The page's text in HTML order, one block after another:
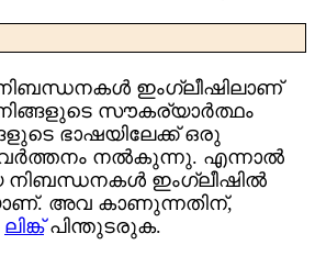
ഇംഗ്ലീഷിലാണ്
സൗകര്യാർത്ഥം
ഭാഷയിലേക്ക് ഒരു
നൽകുന്നു. എന്നാൽ
നിബന്ധനകൾ ഇംഗ്ലീഷിൽ
അവ കാണുന്നതിന്,
ലിങ്ക്പിന്തുടരുക.